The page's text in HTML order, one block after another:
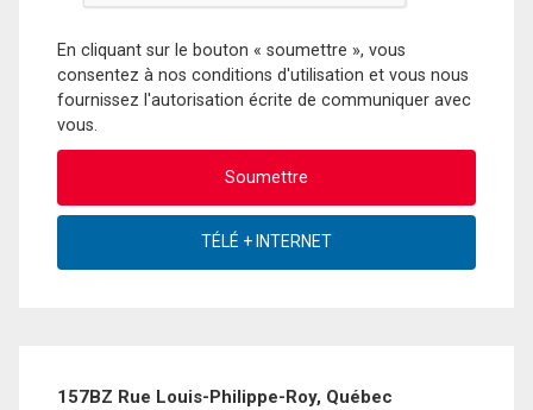
En cliquant sur le bouton « soumettre », vous
consentez à nos conditions d'utilisation et vous nous
fournissez l'autorisation écrite de communiquer avec
vous.
157BZ Rue Louis-Philippe-Roy, Québec